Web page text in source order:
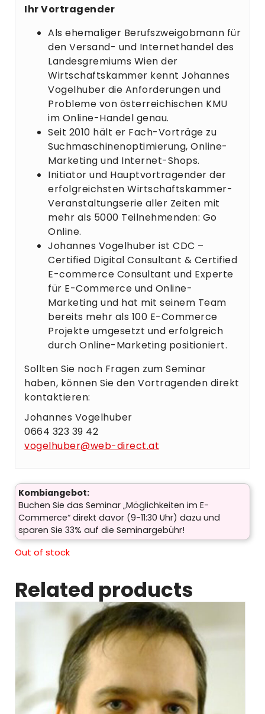
Ihr Vortragender
Als ehemaliger Berufszweigobmann für
den Versand- und Internethandel des
Landesgremiums Wien der
Wirtschaftskammer kennt Johannes
Vogelhuber die Anforderungen und
Probleme von österreichischen KMU
im Online-Handel genau.
Seit 2010 hält er Fach-Vorträge zu
Suchmaschinenoptimierung, Online-
Marketing und Internet-Shops.
Initiator und Hauptvortragender der
erfolgreichsten Wirtschaftskammer-
Veranstaltungserie aller Zeiten mit
mehr als 5000 Teilnehmenden: Go
Online.
Johannes Vogelhuber ist CDC –
Certified Digital Consultant & Certified
E-commerce Consultant und Experte
für E-Commerce und Online-
Marketing und hat mit seinem Team
bereits mehr als 100 E-Commerce
Projekte umgesetzt und erfolgreich
durch Online-Marketing positioniert.
Sollten Sie noch Fragen zum Seminar
haben, können Sie den Vortragenden direkt
kontaktieren:
Johannes Vogelhuber
0664 323 39 42
vogelhuber@web-direct.at
Kombiangebot:
Buchen Sie das Seminar „Möglichkeiten im E-
Commerce“ direkt davor (9-11:30 Uhr) dazu und
sparen Sie 33% auf die Seminargebühr!
Out of stock
Related products